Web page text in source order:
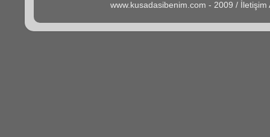
www.kusadasibenim.com - 2009 /